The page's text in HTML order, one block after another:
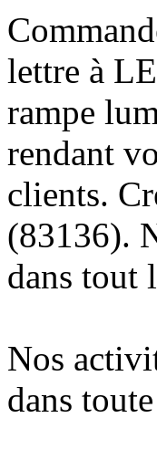
lettre à
rampe
rendant
clients.
(83136).
dans tout
Nos
dans